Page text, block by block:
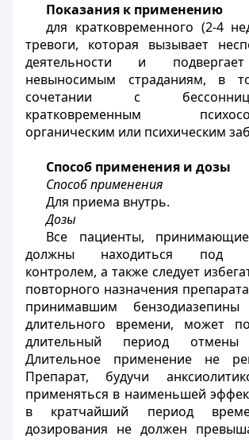
Показания к применению
для кратковременного (2-4
тревоги, которая вызывает
деятельности и
невыносимым страданиям, в
сочетании с
кратковременным
органическим или психическим
Способ применения и дозы
Способ применения
Для приема внутрь.
Дозы
Все пациенты,
должны находиться под
контролем, а также следует
повторного назначения
принимавшим
длительного времени, может
длительный период отмены
Длительное применение не
Препарат, будучи
применяться в наименьшей
в кратчайший период
дозирования не должен